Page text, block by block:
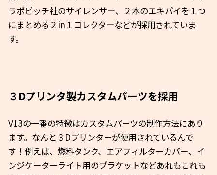
ラポビッチ社のサイレンサー、２本のエキパイを１つ
にまとめる２in１コレクターなどが採用されていま
す。
３Dプリンタ製カスタムパーツを採用
V13の一番の特徴はカスタムパーツの制作方法にあり
ます。なんと３Dプリンターが使用されているんで
す！例えば、燃料タンク、エアフィルターカバー、イ
ンジケーターライト用のブラケットなどあれもこれも